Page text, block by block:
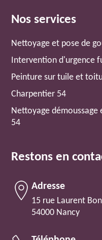
Nos services
Nettoyage et pose de
Intervention d'urgence
Peinture sur tuile et
Charpentier 54
Nettoyage
54
Restons en
Adresse
15 rue Laurent
54000 Nancy